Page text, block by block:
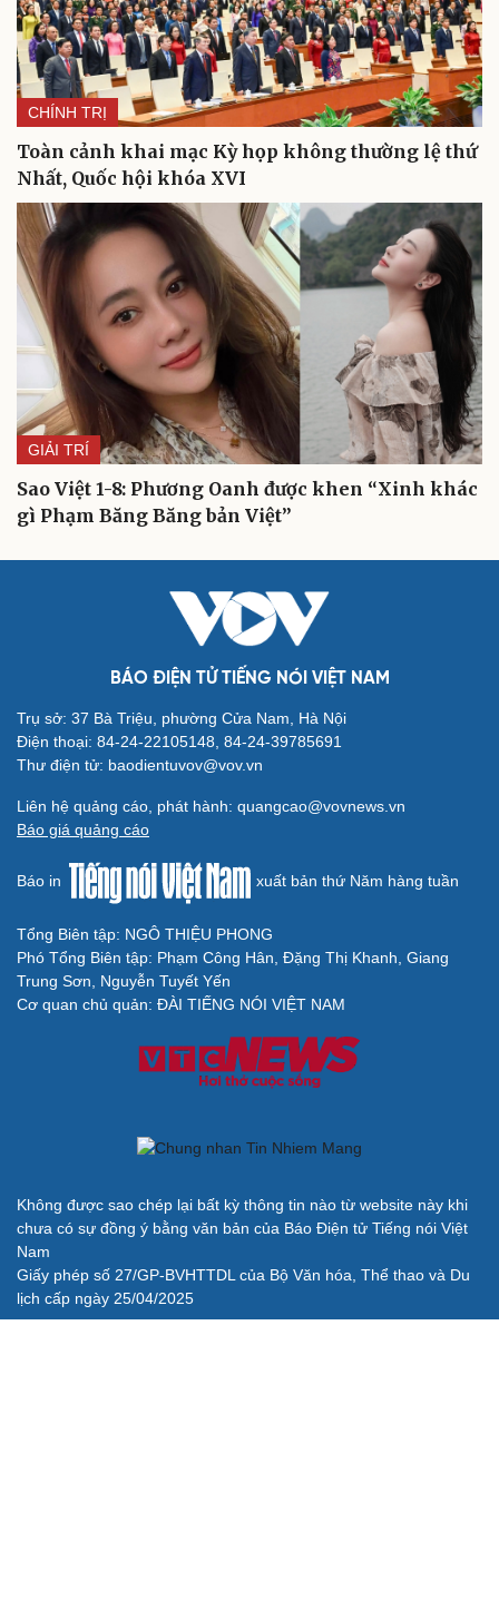
Cải chính
CHÍNH TRỊ
Toàn cảnh khai mạc Kỳ họp không thường lệ thứ
Nhất, Quốc hội khóa XVI
GIẢI TRÍ
Sao Việt 1-8: Phương Oanh được khen “Xinh khác
gì Phạm Băng Băng bản Việt”
BÁO ĐIỆN TỬ TIẾNG NÓI VIỆT NAM
Trụ sở: 37 Bà Triệu, phường Cửa Nam, Hà Nội
Điện thoại: 84-24-22105148, 84-24-39785691
Thư điện tử: baodientuvov@vov.vn
Liên hệ quảng cáo, phát hành: quangcao@vovnews.vn
Báo giá quảng cáo
Báo in xuất bản thứ Năm hàng tuần
Tổng Biên tập: NGÔ THIỆU PHONG
Phó Tổng Biên tập: Phạm Công Hân, Đặng Thị Khanh, Giang
Trung Sơn, Nguyễn Tuyết Yến
Cơ quan chủ quản: ĐÀI TIẾNG NÓI VIỆT NAM
Không được sao chép lại bất kỳ thông tin nào từ website này khi
chưa có sự đồng ý bằng văn bản của Báo Điện tử Tiếng nói Việt
Nam
Giấy phép số 27/GP-BVHTTDL của Bộ Văn hóa, Thể thao và Du
lịch cấp ngày 25/04/2025